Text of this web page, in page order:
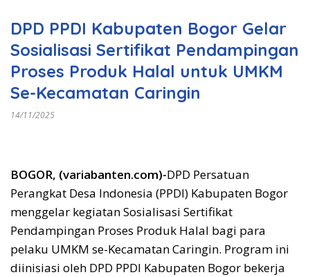
DPD PPDI Kabupaten Bogor Gelar
Sosialisasi Sertifikat Pendampingan
Proses Produk Halal untuk UMKM
Se-Kecamatan Caringin
14/11/2025
BOGOR, (variabanten.com)-DPD Persatuan
Perangkat Desa Indonesia (PPDI) Kabupaten Bogor
menggelar kegiatan Sosialisasi Sertifikat
Pendampingan Proses Produk Halal bagi para
pelaku UMKM se-Kecamatan Caringin. Program ini
diinisiasi oleh DPD PPDI Kabupaten Bogor bekerja